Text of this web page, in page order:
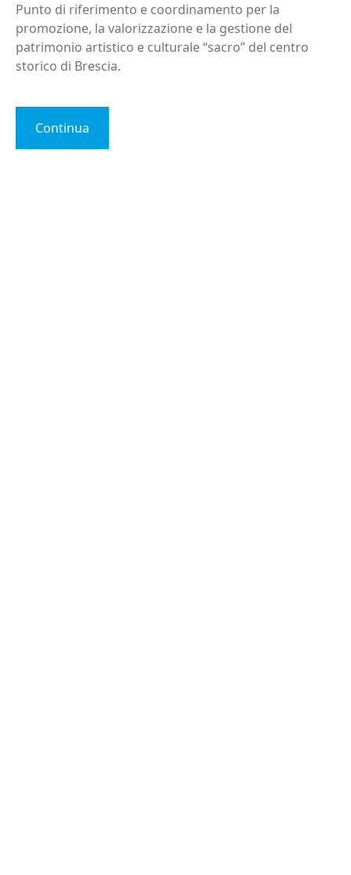
Punto di riferimento e coordinamento per la
promozione, la valorizzazione e la gestione del
patrimonio artistico e culturale “sacro” del centro
storico di Brescia.
Continua